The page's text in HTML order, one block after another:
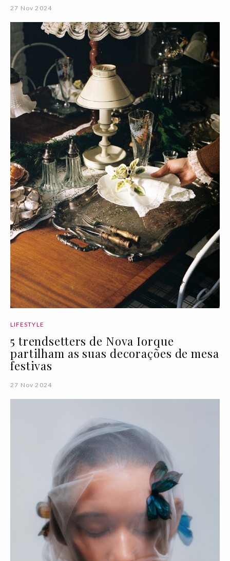
27 Nov 2024
LIFESTYLE
5 trendsetters de Nova Iorque
partilham as suas decorações de mesa
festivas
27 Nov 2024